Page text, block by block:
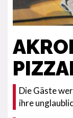
Die Gäste
ihre